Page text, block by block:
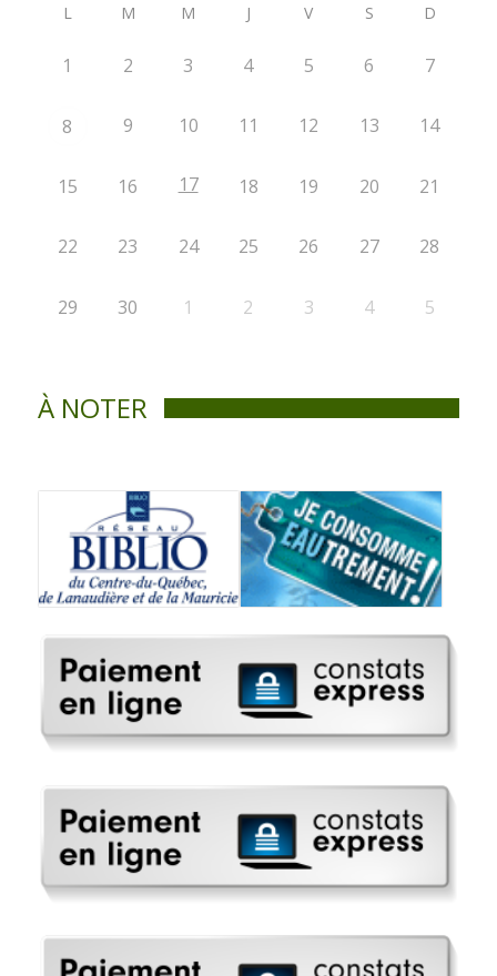
L M M J V S D
1 2 3 4 5 6 7
8 9 10 11 12 13 14
15 16 17 18 19 20 21
22 23 24 25 26 27 28
29 30 1 2 3 4 5
À NOTER